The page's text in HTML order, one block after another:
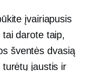
įvairiapusis
darote taip,
šventės dvasią
jaustis ir